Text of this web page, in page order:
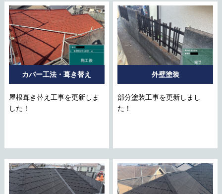
カバー工法・葺き替え
屋根葺き替え工事を更新しま
した！
外壁塗装
部分塗装工事を更新しまし
た！